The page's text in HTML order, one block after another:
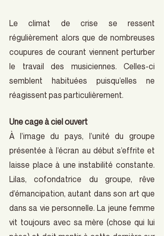
Le climat de crise se ressent
régulièrement alors que de nombreuses
coupures de courant viennent perturber
le travail des musiciennes. Celles-ci
semblent habituées puisqu’elles ne
réagissent pas particulièrement.
Une cage à ciel ouvert
À l’image du pays, l’unité du groupe
présentée à l’écran au début s’effrite et
laisse place à une instabilité constante.
Lilas, cofondatrice du groupe, rêve
d’émancipation, autant dans son art que
dans sa vie personnelle. La jeune femme
vit toujours avec sa mère (chose qui lui